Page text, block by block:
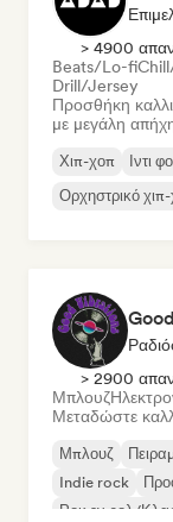
> 4900
Beats/Lo-fi
Drill/Jersey
Προσθήκη
με μεγάλη
Χιπ-χοπ Ιντι
Ορχηστρικό
> 2900
Μπλουζ
Μεταδώστε
Μπλουζ
Indie rock
Ροκ εν ρολ/